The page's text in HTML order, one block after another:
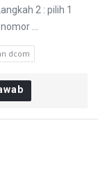
2 : pilih 1
...
dcom